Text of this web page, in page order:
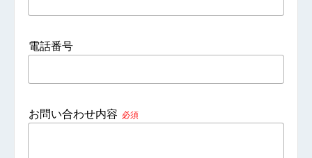
電話番号
お問い合わせ内容 必須